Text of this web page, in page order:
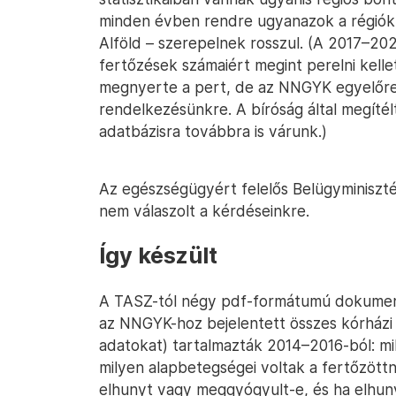
minden évben rendre ugyanazok a
Alföld – szerepelnek rosszul. (A
fertőzések számaiért megint perelni
megnyerte a pert, de az NNGYK
rendelkezésünkre. A bíróság által
adatbázisra továbbra is várunk.)
Az egészségügyért felelős
nem válaszolt a kérdéseinkre.
Így készült
A TASZ-tól négy pdf-formátumú
az NNGYK-hoz bejelentett összes
adatokat) tartalmazták 2014–2016-ból:
milyen alapbetegségei voltak a
elhunyt vagy meggyógyult-e, és ha